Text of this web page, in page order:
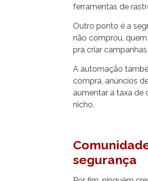
ferramentas de
Outro ponto é a
não comprou,
pra criar
A automação
compra, anúncios
aumentar a taxa de
nicho.
segurança